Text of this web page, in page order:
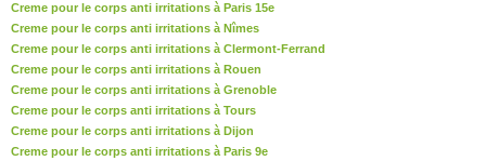
Creme pour le corps anti irritations à Paris 15e
Creme pour le corps anti irritations à Nîmes
Creme pour le corps anti irritations à Clermont-Ferrand
Creme pour le corps anti irritations à Rouen
Creme pour le corps anti irritations à Grenoble
Creme pour le corps anti irritations à Tours
Creme pour le corps anti irritations à Dijon
Creme pour le corps anti irritations à Paris 9e